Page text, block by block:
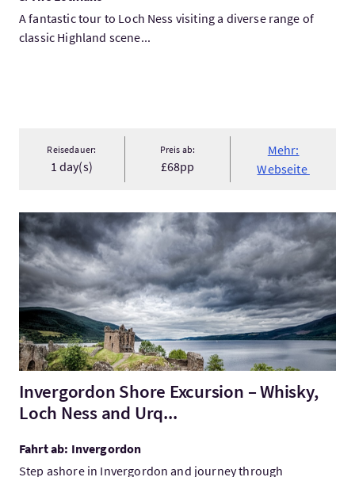
A fantastic tour to Loch Ness visiting a diverse range of
classic Highland scene...
Reisedauer:
1 day(s)
Preis ab:
£68pp
Mehr:
Webseite
Mehr:Invergordon Shore Excursion – Whisky, Loch Ness and
Invergordon Shore Excursion – Whisky,
Loch Ness and Urq...
Fahrt ab: Invergordon
Step ashore in Invergordon and journey through